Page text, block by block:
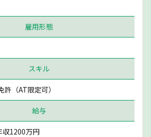
雇用形態
スキル
（AT限定可）
給与
収1200万円